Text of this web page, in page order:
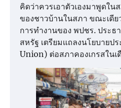
คิดว่าควรเอาตัวเองมาพูดใ
ของชาวบ้านในสภา ขณะเดี
การทำงานของ พปชร. ประธ
สหรัฐ เตรียมแถลงนโยบายป
Union) ต่อสภาคองเกรสในเ